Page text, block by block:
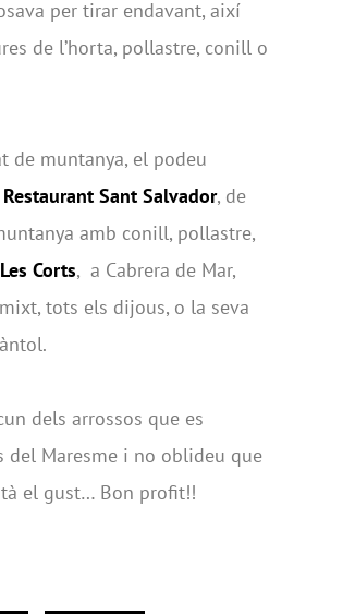
per tirar endavant, així
de l’horta, pollastre, conill o
de muntanya, el podeu
Restaurant Sant Salvador, de
amb conill, pollastre,
Les Corts, a Cabrera de Mar,
tots els dijous, o la seva
dels arrossos que es
del Maresme i no oblideu que
el gust… Bon profit!!